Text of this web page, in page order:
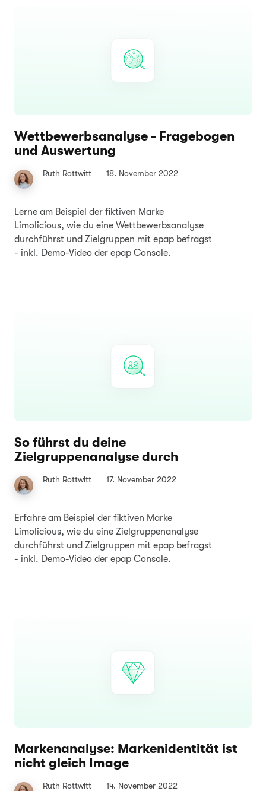
Wettbewerbsanalyse - Fragebogen
und Auswertung
Ruth Rottwitt 18. November 2022
Lerne am Beispiel der fiktiven Marke
Limolicious, wie du eine Wettbewerbsanalyse
durchführst und Zielgruppen mit epap befragst
- inkl. Demo-Video der epap Console.
So führst du deine
Zielgruppenanalyse durch
Ruth Rottwitt 17. November 2022
Erfahre am Beispiel der fiktiven Marke
Limolicious, wie du eine Zielgruppenanalyse
durchführst und Zielgruppen mit epap befragst
- inkl. Demo-Video der epap Console.
Markenanalyse: Markenidentität ist
nicht gleich Image
Ruth Rottwitt 14. November 2022